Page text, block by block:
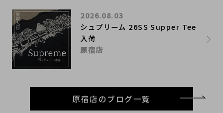
シュプリーム 26SS Supper Tee
入荷
2026.08.03
原宿店
原宿店のブログ一覧